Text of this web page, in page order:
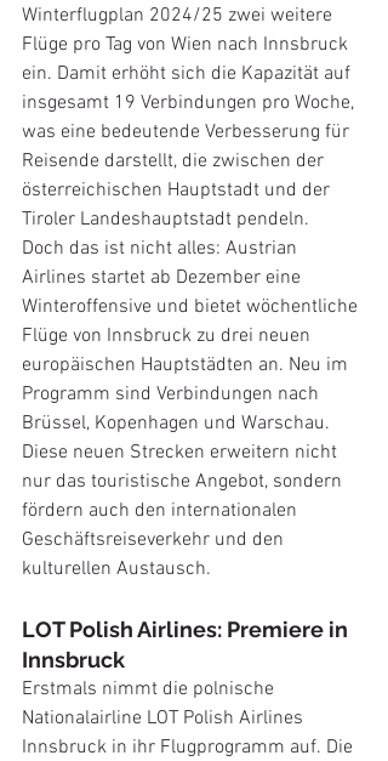
Winterflugplan 2024/25 zwei weitere
Flüge pro Tag von Wien nach Innsbruck
ein. Damit erhöht sich die Kapazität auf
insgesamt 19 Verbindungen pro Woche,
was eine bedeutende Verbesserung für
Reisende darstellt, die zwischen der
österreichischen Hauptstadt und der
Tiroler Landeshauptstadt pendeln.
Doch das ist nicht alles: Austrian
Airlines startet ab Dezember eine
Winteroffensive und bietet wöchentliche
Flüge von Innsbruck zu drei neuen
europäischen Hauptstädten an. Neu im
Programm sind Verbindungen nach
Brüssel, Kopenhagen und Warschau.
Diese neuen Strecken erweitern nicht
nur das touristische Angebot, sondern
fördern auch den internationalen
Geschäftsreiseverkehr und den
kulturellen Austausch.
LOT Polish Airlines: Premiere in
Innsbruck
Erstmals nimmt die polnische
Nationalairline LOT Polish Airlines
Innsbruck in ihr Flugprogramm auf. Die